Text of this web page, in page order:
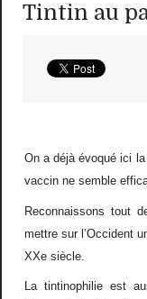
Tintin au
On a déjà évoqué ici la
vaccin ne semble
Reconnaissons tout
mettre sur l’Occident
XXe siècle.
La tintinophilie est